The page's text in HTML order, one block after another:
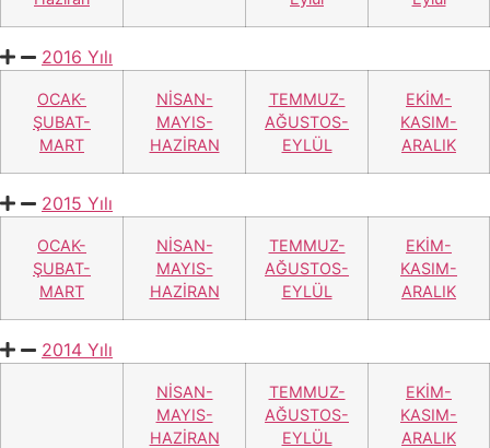
2016 Yılı
OCAK-
ŞUBAT-
MART
NİSAN-
MAYIS-
HAZİRAN
TEMMUZ-
AĞUSTOS-
EYLÜL
EKİM-
KASIM-
ARALIK
2015 Yılı
OCAK-
ŞUBAT-
MART
NİSAN-
MAYIS-
HAZİRAN
TEMMUZ-
AĞUSTOS-
EYLÜL
EKİM-
KASIM-
ARALIK
2014 Yılı
NİSAN-
MAYIS-
HAZİRAN
TEMMUZ-
AĞUSTOS-
EYLÜL
EKİM-
KASIM-
ARALIK